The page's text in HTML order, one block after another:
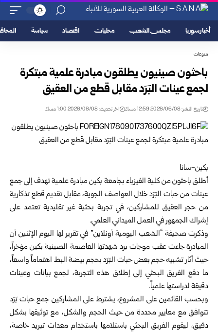
أخبار سوريا مجلس الشعب محليات اقتصاد سياسة
منوعات
باحثون صينيون يطلقون مبادرة علمية مبتكرة
لجمع عينات البَرَد مقابل قطع من العقيق
تاريخ النشر: 2026/06/08 12:59 مساءً اخر تحديث: 2026/06/08 1:00 مساءً
بكين-سانا
أطلق باحثون من كلية الفيزياء بجامعة بكين مبادرة علمية تهدف إلى جمع
عينات من حبات البَرَد خلال العواصف الجوية، مقابل تقديم قطع تذكارية
من حجر العقيق للمشاركين، في تجربة بحثية غير تقليدية تعتمد على
إشراك الجمهور في العمل الميداني العلمي.
وذكرت صحيفة “الشعب اليومية أونلاين” في تقرير لها اليوم الإثنين أن
المبادرة جاءت عقب موجات برد شهدتها العاصمة الصينية بكين مؤخراً،
حيث أثار تشبيه حجم بعض حبات البَرَد بحجم بيضة البط اهتماماً واسعاً،
ما دفع الفريق البحثي إلى إطلاق هذه التجربة، لجمع بيانات وعينات
دقيقة لدراستها علمياً.
وبحسب القائمين على المشروع، يشترط على المشاركين جمع حبات بَرَد
تتوافق مع معايير محددة من حيث الحجم والشكل، مع توثيقها بشكل
دقيق، ليقوم الفريق البحثي باستلامها باستخدام معدات تبريد خاصة،